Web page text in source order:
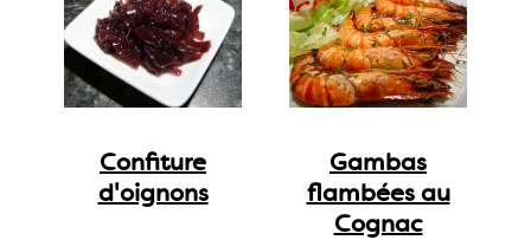
Confiture
d'oignons
Gambas
flambées au
Cognac